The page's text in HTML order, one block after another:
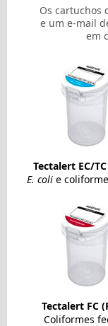
Os cartuchos
e um e-mail
em
Tectalert EC/TC
E. colie
Tectalert FC
Coliformes